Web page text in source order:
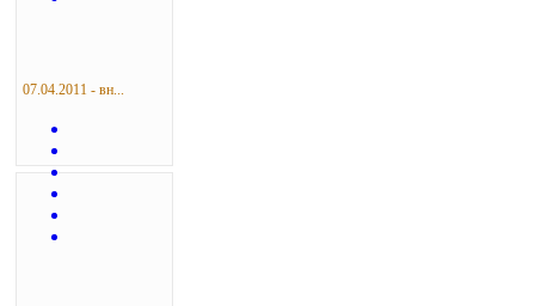
07.04.2011 - вн...